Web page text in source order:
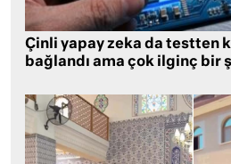
Çinli yapay zeka da testten
bağlandı ama çok ilginç bir